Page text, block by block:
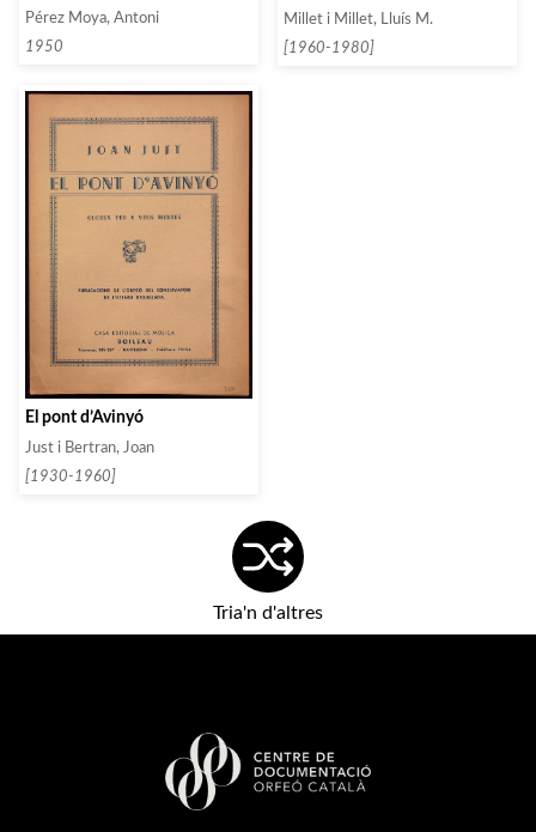
Pérez Moya, Antoni
1950
Millet i Millet, Lluís M.
[1960-1980]
El pont d’Avinyó
Just i Bertran, Joan
[1930-1960]
Tria'n d'altres